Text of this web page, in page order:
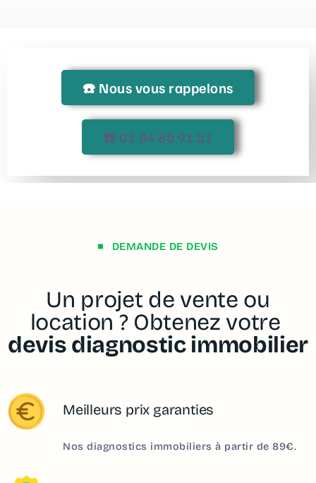
☎️ Nous vous rappelons
☎️ 01 84 80 91 21
DEMANDE DE DEVIS
Un projet de vente ou
location ? Obtenez votre
devis diagnostic immobilier
Meilleurs prix garanties
Nos diagnostics immobiliers à partir de 89€.